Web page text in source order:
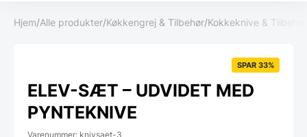
Hjem/Alle produkter/Køkkengrej & Tilbehør/Kokkeknive & Tilbehør
SPAR 33%
ELEV-SÆT – UDVIDET MED
PYNTEKNIVE
Varenummer: knivsaet-3